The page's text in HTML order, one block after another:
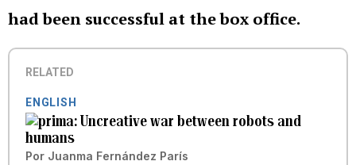
had been successful at the box office.
RELATED
ENGLISH
Uncreative war between robots and
humans
Por Juanma Fernández París